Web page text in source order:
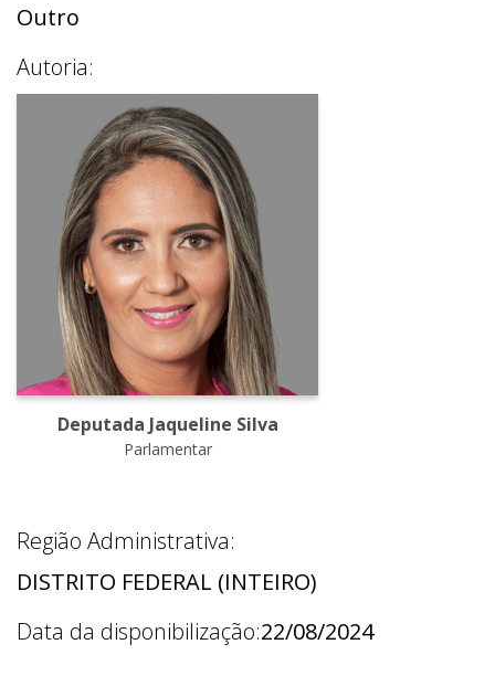
Outro
Autoria:
Deputada Jaqueline Silva
Parlamentar
Região Administrativa:
DISTRITO FEDERAL (INTEIRO)
Data da disponibilização:22/08/2024